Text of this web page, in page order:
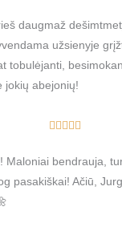
t
e
d
o
f
daugmaž
užsienyje
tobulėjanti,
jokių abejonių!
    
t
e
Maloniai bendrauja,
pasakiškai! Ačiū,